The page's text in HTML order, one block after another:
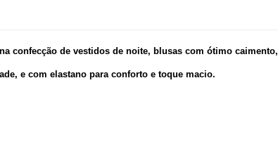
confecção de vestidos de noite, blusas com ótimo caimento,
e com elastano para conforto e toque macio.